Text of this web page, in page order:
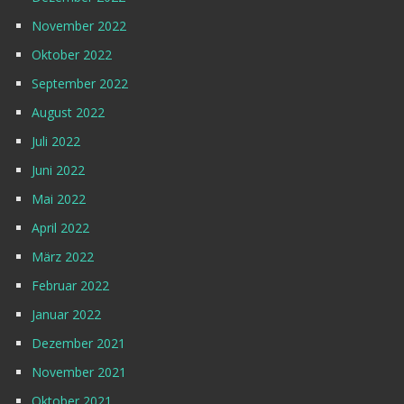
November 2022
Oktober 2022
September 2022
August 2022
Juli 2022
Juni 2022
Mai 2022
April 2022
März 2022
Februar 2022
Januar 2022
Dezember 2021
November 2021